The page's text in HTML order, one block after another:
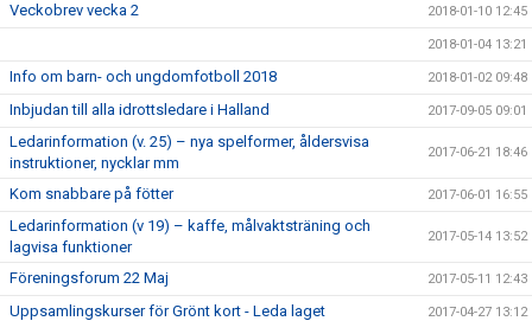
Veckobrev vecka 2 2018-01-10 12:45
2018-01-04 13:21
Info om barn- och ungdomfotboll 2018 2018-01-02 09:48
Inbjudan till alla idrottsledare i Halland 2017-09-05 09:01
Ledarinformation (v. 25) – nya spelformer, åldersvisa
instruktioner, nycklar mm
2017-06-21 18:46
Kom snabbare på fötter 2017-06-01 16:55
Ledarinformation (v 19) – kaffe, målvaktsträning och
lagvisa funktioner
2017-05-14 13:52
Föreningsforum 22 Maj 2017-05-11 12:43
Uppsamlingskurser för Grönt kort - Leda laget 2017-04-27 13:12